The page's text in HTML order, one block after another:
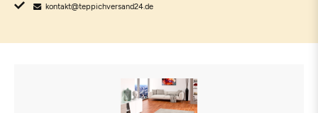
kontakt@teppichversand24.de